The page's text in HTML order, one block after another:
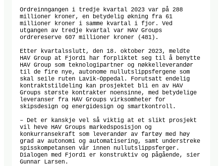
Ordreinngangen i tredje kvartal 2023 var på 288
millioner kroner, en betydelig økning fra 61
millioner kroner i samme kvartal i fjor. Ved
utgangen av tredje kvartal var HAV Groups
ordrereserve 607 millioner kroner (481).
Etter kvartalsslutt, den 18. oktober 2023, meldte
HAV Group at Fjord1 har forpliktet seg til å benytte
HAV Group som teknologipartner og nøkkelleverandør
til de fire nye, autonome nullutslippsfergene som
skal seile ruten Lavik-Oppedal. Forutsatt endelig
kontraktstildeling kan prosjektet bli en av HAV
Groups største kontrakter noensinne, med betydelige
leveranser fra HAV Groups virksomheter for
skipsdesign og energidesign og smartkontroll.
– Det er kanskje vel så viktig at et slikt prosjekt
vil heve HAV Groups markedsposisjon og
konkurransekraft som leverandør av fartøy med høy
grad av autonomi og automatisering, samt understreke
spisskompetansen vår innen nullutslippsferger.
Dialogen med Fjord1 er konstruktiv og pågående, sier
Gunnar Larsen.